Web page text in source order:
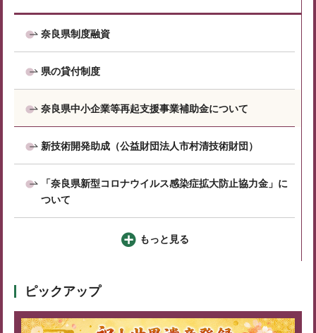
奈良県制度融資
県の貸付制度
奈良県中小企業等再起支援事業補助金について
新技術開発助成（公益財団法人市村清技術財団）
「奈良県新型コロナウイルス感染症拡大防止協力金」に
ついて
もっと見る
ピックアップ